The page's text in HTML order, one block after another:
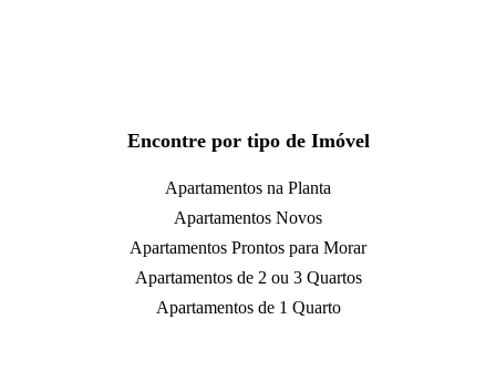
Encontre por tipo de Imóvel
Apartamentos na Planta
Apartamentos Novos
Apartamentos Prontos para Morar
Apartamentos de 2 ou 3 Quartos
Apartamentos de 1 Quarto